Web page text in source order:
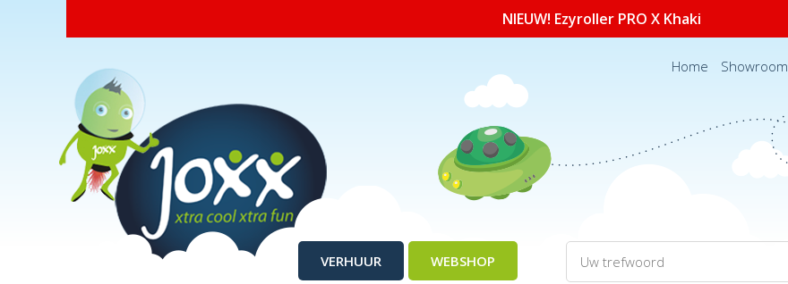
NIEUW! Ezyroller PRO X Khaki
Home Showroom
VERHUUR WEBSHOP